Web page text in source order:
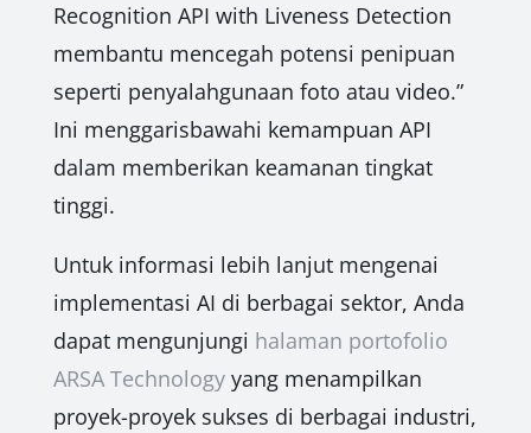
Recognition API with Liveness Detection
membantu mencegah potensi penipuan
seperti penyalahgunaan foto atau video.”
Ini menggarisbawahi kemampuan API
dalam memberikan keamanan tingkat
tinggi.
Untuk informasi lebih lanjut mengenai
implementasi AI di berbagai sektor, Anda
dapat mengunjungi halaman portofolio
ARSA Technologyyang menampilkan
proyek-proyek sukses di berbagai industri,